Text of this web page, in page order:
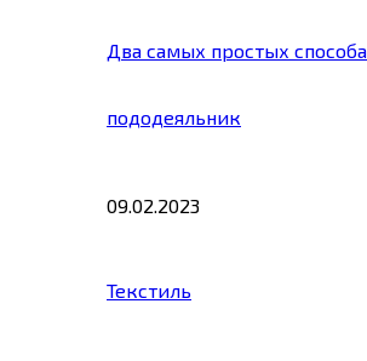
Два самых простых
пододеяльник
09.02.2023
Текстиль